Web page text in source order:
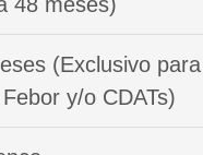
(Exclusivo para
y/o CDATs)